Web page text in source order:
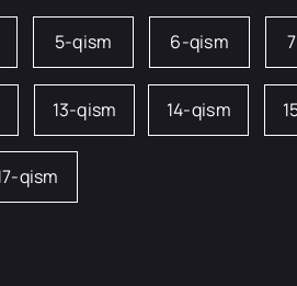
5-qism 6-qism
13-qism 14-qism
qism